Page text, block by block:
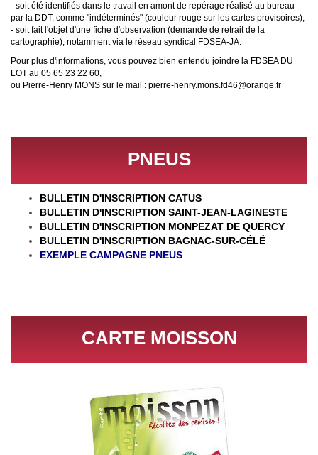
- soit été identifiés dans le travail en amontde repérage réalisé au bureau
par la DDT, comme "indéterminés" (couleur rouge sur les cartes provisoires),
- soit fait l'objet d'une fiche d'observation (demande de retrait de la
cartographie), notamment via le réseau syndical FDSEA-JA.
Pour plus d'informations, vous pouvez bien entendu joindre la FDSEA DU
LOT au 05 65 23 22 60,
ou Pierre-Henry MONS sur le mail : pierre-henry.mons.fd46@orange.fr
PNEUS
BULLETIN D'INSCRIPTION CATUS
BULLETIN D'INSCRIPTION SAINT-JEAN-LAGINESTE
BULLETIN D'INSCRIPTION MONPEZAT DE QUERCY
BULLETIN D'INSCRIPTION BAGNAC-SUR-CÉLÉ
EXEMPLE CAMPAGNE PNEUS
CARTE MOISSON